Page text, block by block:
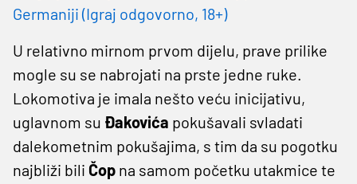
Germaniji (Igraj odgovorno, 18+)
U relativno mirnom prvom dijelu, prave prilike
mogle su se nabrojati na prste jedne ruke.
Lokomotiva je imala nešto veću inicijativu,
uglavnom su Đakovića pokušavali svladati
dalekometnim pokušajima, s tim da su pogotku
najbliži bili Čop na samom početku utakmice te